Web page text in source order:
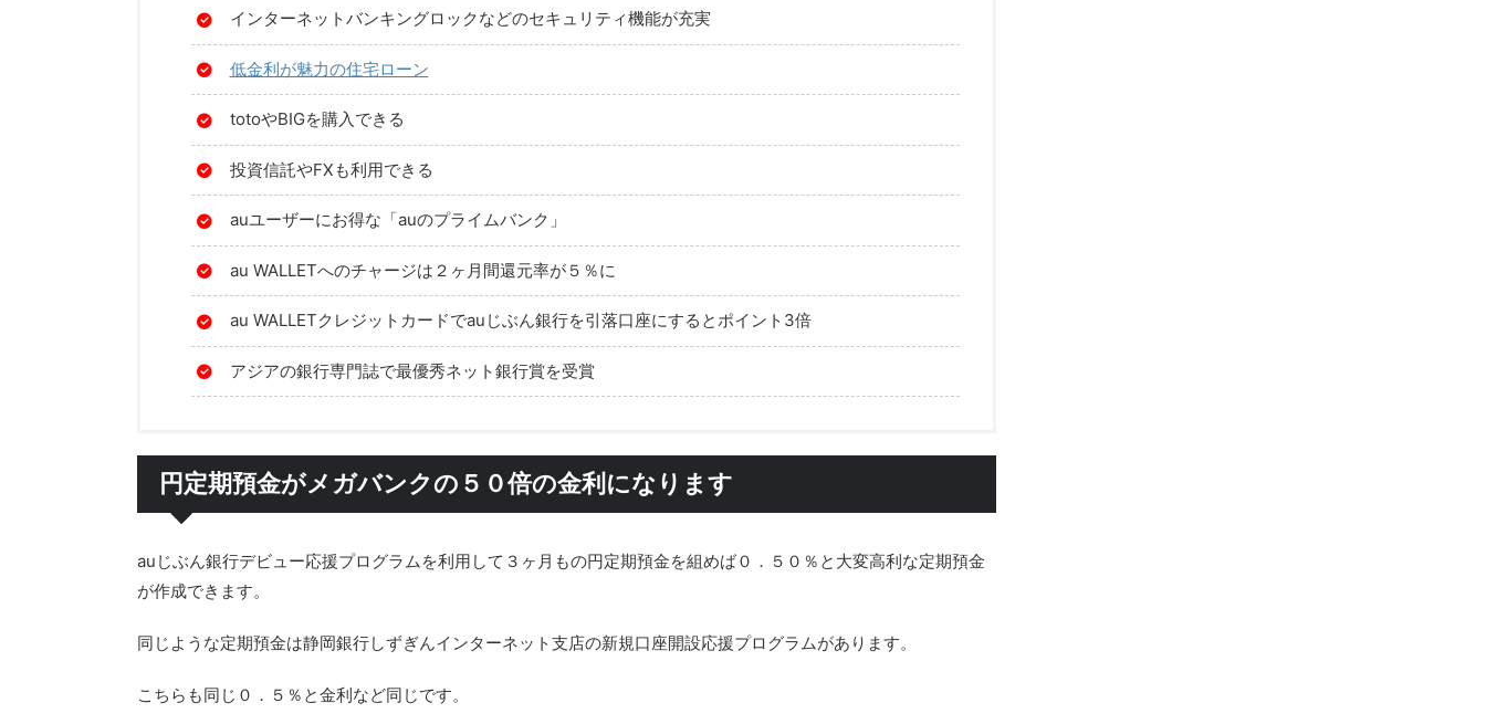
インターネットバンキングロックなどのセキュリティ機能が充実
低金利が魅力の住宅ローン
totoやBIGを購入できる
投資信託やFXも利用できる
auユーザーにお得な「auのプライムバンク」
au WALLETへのチャージは２ヶ月間還元率が５％に
au WALLETクレジットカードでauじぶん銀行を引落口座にするとポイント3倍
アジアの銀行専門誌で最優秀ネット銀行賞を受賞
円定期預金がメガバンクの５０倍の金利になります
auじぶん銀行デビュー応援プログラムを利用して３ヶ月もの円定期預金を組めば０．５０％と大変高利な定期預金
が作成できます。
同じような定期預金は静岡銀行しずぎんインターネット支店の新規口座開設応援プログラムがあります。
こちらも同じ０．５％と金利など同じです。